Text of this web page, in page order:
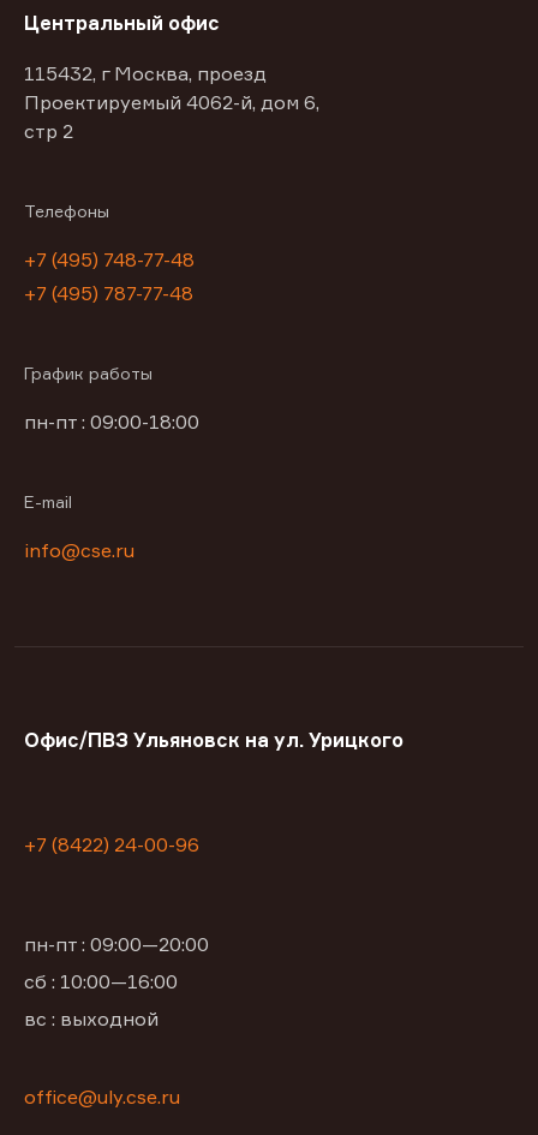
Центральный офис
115432, г Москва, проезд
Проектируемый 4062-й, дом 6,
стр 2
Телефоны
+7 (495) 748-77-48
+7 (495) 787-77-48
График работы
пн-пт : 09:00-18:00
E-mail
info@cse.ru
Офис/ПВЗ Ульяновск на ул. Урицкого
+7 (8422) 24-00-96
пн-пт : 09:00—20:00
сб : 10:00—16:00
вс : выходной
office@uly.cse.ru